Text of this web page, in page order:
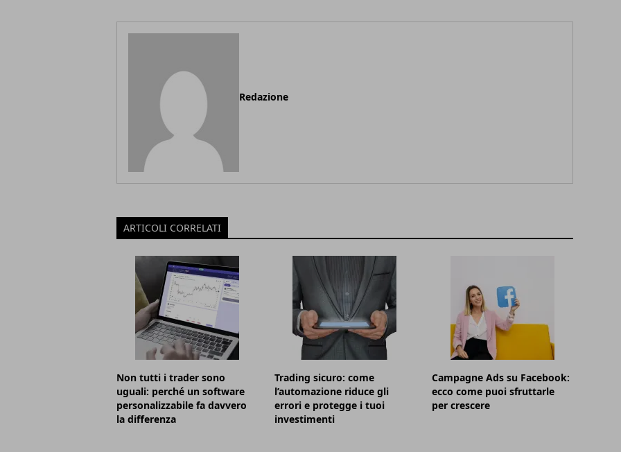
Redazione
ARTICOLI CORRELATI
Non tutti i trader sono
uguali: perché un software
personalizzabile fa davvero
la differenza
Trading sicuro: come
l’automazione riduce gli
errori e protegge i tuoi
investimenti
Campagne Ads su Facebook:
ecco come puoi sfruttarle
per crescere